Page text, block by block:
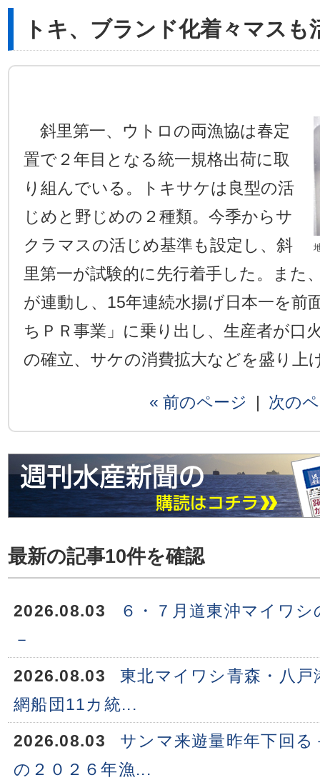
トキ、ブランド化着々マスも
斜里第一、ウトロの両漁協は春定
置で２年目となる統一規格出荷に取
り組んでいる。トキサケは良型の活
じめと野じめの２種類。今季からサ
クラマスの活じめ基準も設定し、斜
里第一が試験的に先行着手した。また
が連動し、15年連続水揚げ日本一を前
ちＰＲ事業」に乗り出し、生産者が口
の確立、サケの消費拡大などを盛り上
« 前のページ | 次の
最新の記事10件を確認
2026.08.03
６・７月道東沖マイワ
－
2026.08.03
東北マイワシ青森・八
網船団11カ統...
2026.08.03
サンマ来遊量昨年下回
の２０２６年漁...